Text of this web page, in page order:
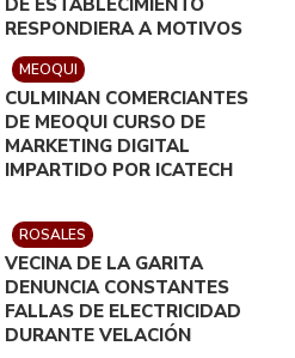
DE ESTABLECIMIENTO
RESPONDIERA A MOTIVOS
POLÍTICOS
MEOQUI
CULMINAN COMERCIANTES
DE MEOQUI CURSO DE
MARKETING DIGITAL
IMPARTIDO POR ICATECH
ROSALES
VECINA DE LA GARITA
DENUNCIA CONSTANTES
FALLAS DE ELECTRICIDAD
DURANTE VELACIÓN